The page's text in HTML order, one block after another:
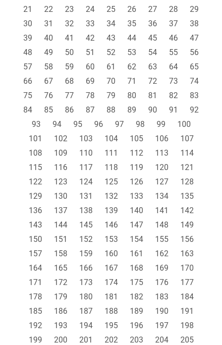
21
22 23 24 25 26 27 28
29
30
31 32 33 34 35 36 37
38
39
40 41 42 43 44 45 46
47
48
49 50 51 52 53 54 55
56
57
58 59 60 61 62 63 64
65
66
67 68 69 70 71 72 73
74
75
76 77 78 79 80 81 82
83
84
85 86 87 88 89 90 91
92
93
94 95 96 97 98 99
100
101
102 103 104 105 106
107
108
109 110 111 112 113
114
115
116 117 118 119 120
121
122
123 124 125 126 127
128
129
130 131 132 133 134
135
136
137 138 139 140 141
142
143
144 145 146 147 148
149
150
151 152 153 154 155
156
157
158 159 160 161 162
163
164
165 166 167 168 169
170
171
172 173 174 175 176
177
178
179 180 181 182 183
184
185
186 187 188 189 190
191
192
193 194 195 196 197
198
199
200 201 202 203 204
205